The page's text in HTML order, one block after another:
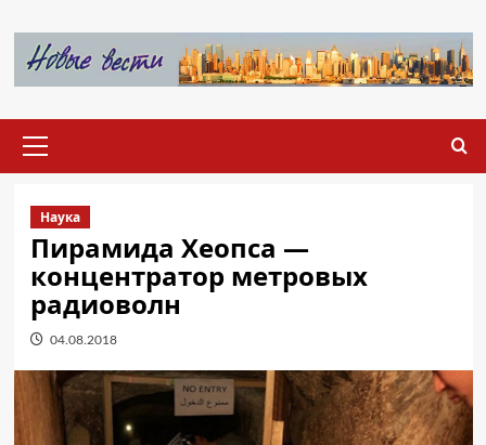
содержимому
меню
Наука
Пирамида Хеопса —
концентратор метровых
радиоволн
04.08.2018